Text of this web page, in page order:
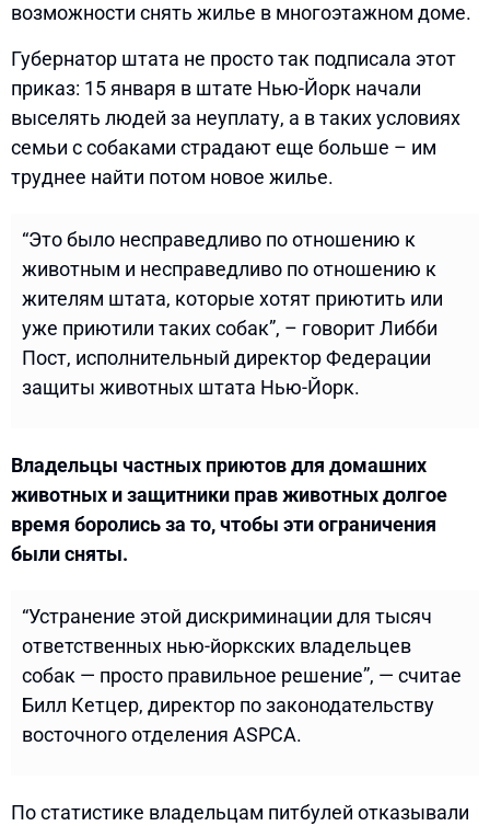
возможности снять жилье в многоэтажном доме.
Губернатор штата не просто так подписала этот
приказ: 15 января в штате Нью-Йорк начали
выселять людей за неуплату, а в таких условиях
семьи с собаками страдают еще больше – им
труднее найти потом новое жилье.
“Это было несправедливо по отношению к
животным и несправедливо по отношению к
жителям штата, которые хотят приютить или
уже приютили таких собак”, – говорит Либби
Пост, исполнительный директор Федерации
защиты животных штата Нью-Йорк.
Владельцы частных приютов для домашних
животных и защитники прав животных долгое
время боролись за то, чтобы эти ограничения
были сняты.
“Устранение этой дискриминации для тысяч
ответственных нью-йоркских владельцев
собак — просто правильное решение”, — считае
Билл Кетцер, директор по законодательству
восточного отделения ASPCA.
По статистике владельцам питбулей отказывали